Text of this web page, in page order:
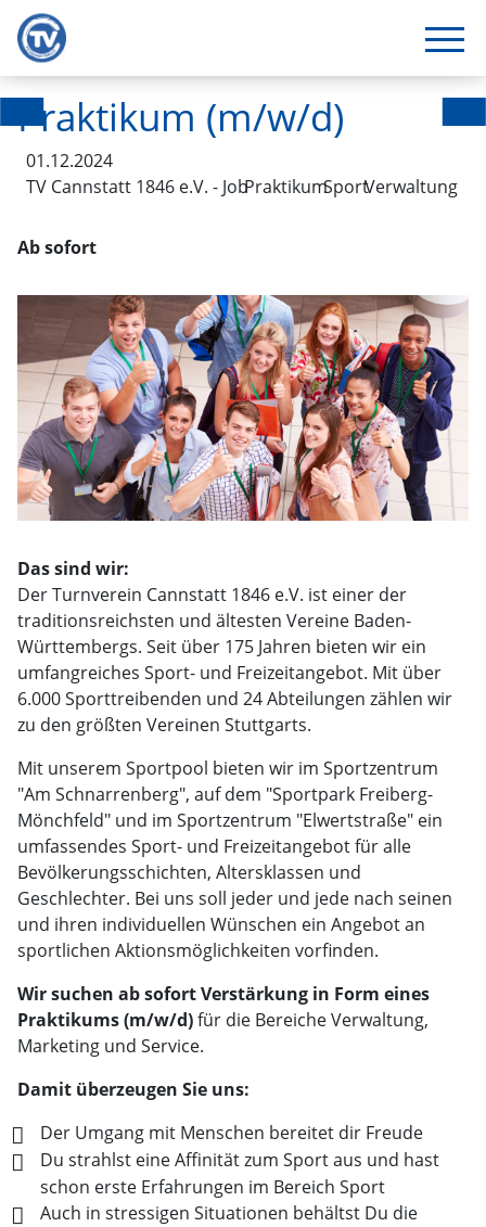
Praktikum (m/w/d)
01.12.2024
TV Cannstatt 1846 e.V. - JobPraktikumSportVerwaltung
Ab sofort
Das sind wir:
Der Turnverein Cannstatt 1846 e.V. ist einer der
traditionsreichsten und ältesten Vereine Baden-
Württembergs. Seit über 175 Jahren bieten wir ein
umfangreiches Sport- und Freizeitangebot. Mit über
6.000 Sporttreibenden und 24 Abteilungen zählen wir
zu den größten Vereinen Stuttgarts.
Mit unserem Sportpool bieten wir im Sportzentrum
"Am Schnarrenberg", auf dem "Sportpark Freiberg-
Mönchfeld" und im Sportzentrum "Elwertstraße" ein
umfassendes Sport- und Freizeitangebot für alle
Bevölkerungsschichten, Altersklassen und
Geschlechter. Bei uns soll jeder und jede nach seinen
und ihren individuellen Wünschen ein Angebot an
sportlichen Aktionsmöglichkeiten vorfinden.
Wir suchen ab sofort Verstärkung in Form eines
Praktikums (m/w/d)für die Bereiche Verwaltung,
Marketing und Service.
Damit überzeugen Sie uns:
Der Umgang mit Menschen bereitet dir Freude
Du strahlst eine Affinität zum Sport aus und hast
schon erste Erfahrungen im Bereich Sport
Auch in stressigen Situationen behältst Du die